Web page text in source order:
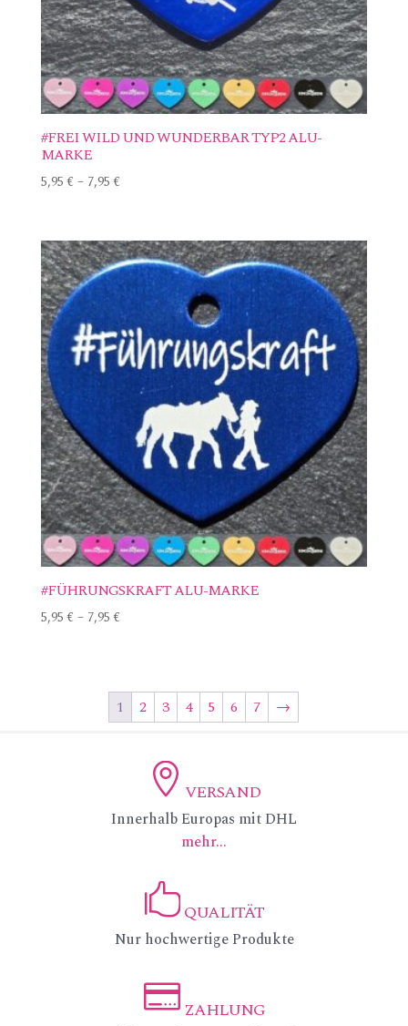
#FREI WILD UND WUNDERBAR TYP2 ALU-
MARKE
5,95€ – 7,95€
#FÜHRUNGSKRAFT ALU-MARKE
5,95€ – 7,95€
1 2 3 4 5 6 7 →
ic
on
_p
in
lt
VERSAND
Innerhalb Europas mit DHL
mehr...
ic
on
_li
QUALITÄT
Nur hochwertige Produkte
ZAHLUNG